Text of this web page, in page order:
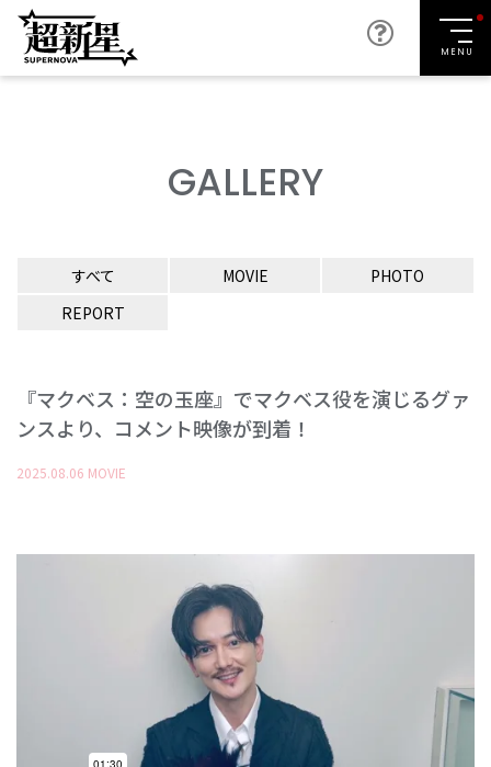
MENU
GALLERY
すべて MOVIE
PHOTO
REPORT
『マクベス：空の玉座』でマクベス役を演じるグァ
ンスより、コメント映像が到着！
2025.08.06 MOVIE